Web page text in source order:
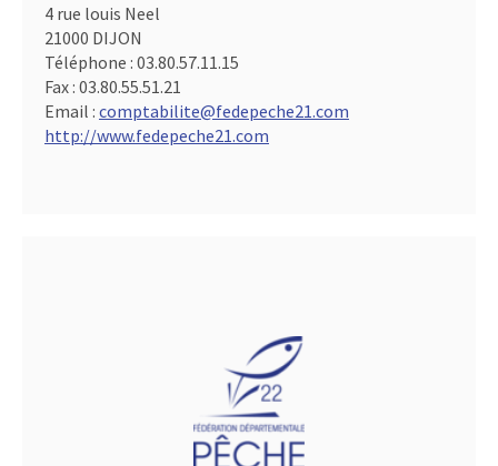
4 rue louis Neel
21000 DIJON
Téléphone : 03.80.57.11.15
Fax : 03.80.55.51.21
Email : comptabilite@fedepeche21.com
http://www.fedepeche21.com